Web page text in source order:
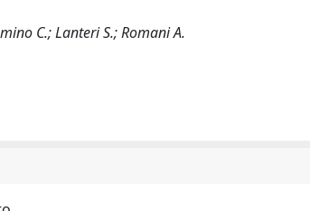
C.; Lanteri S.; Romani A.